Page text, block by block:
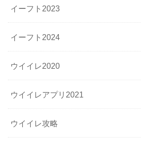
イーフト2023
イーフト2024
ウイイレ2020
ウイイレアプリ2021
ウイイレ攻略